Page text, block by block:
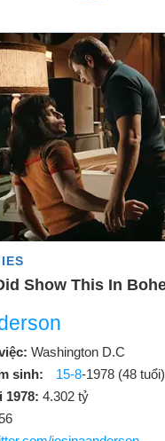
Washington D.C
sinh:
15-8-1978 (48 tuổi)
1978: 4.302 tỷ